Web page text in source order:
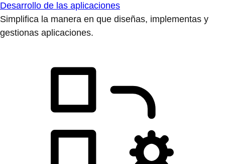
Desarrollo de las aplicaciones
Simplifica la manera en que diseñas, implementas y
gestionas aplicaciones.